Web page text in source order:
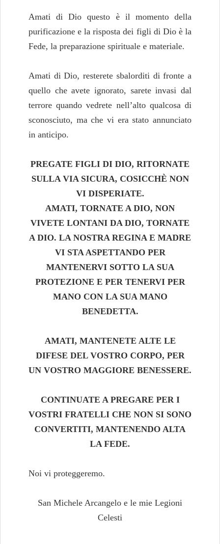
Amati di Dio questo è il momento della
purificazione e la risposta dei figli di Dio è la
Fede, la preparazione spirituale e materiale.
Amati di Dio, resterete sbalorditi di fronte a
quello che avete ignorato, sarete invasi dal
terrore quando vedrete nell’alto qualcosa di
sconosciuto, ma che vi era stato annunciato
in anticipo.
PREGATE FIGLI DI DIO, RITORNATE
SULLA VIA SICURA, COSICCHÈ NON
VI DISPERIATE.
AMATI, TORNATE A DIO, NON
VIVETE LONTANI DA DIO, TORNATE
A DIO. LA NOSTRA REGINA E MADRE
VI STA ASPETTANDO PER
MANTENERVI SOTTO LA SUA
PROTEZIONE E PER TENERVI PER
MANO CON LA SUA MANO
BENEDETTA.
AMATI, MANTENETE ALTE LE
DIFESE DEL VOSTRO CORPO, PER
UN VOSTRO MAGGIORE BENESSERE.
CONTINUATE A PREGARE PER I
VOSTRI FRATELLI CHE NON SI SONO
CONVERTITI, MANTENENDO ALTA
LA FEDE.
Noi vi proteggeremo.
San Michele Arcangelo e le mie Legioni
Celesti